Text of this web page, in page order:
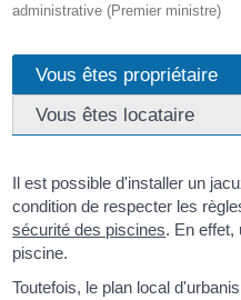
administrative (Premier ministre)
Vous êtes propriétaire
Vous êtes locataire
Il est possible d'installer un
condition de respecter les
sécurité des piscines. En effet,
piscine.
Toutefois, le plan local